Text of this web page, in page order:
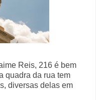
Reis, 216 é bem
quadra da rua tem
diversas delas em